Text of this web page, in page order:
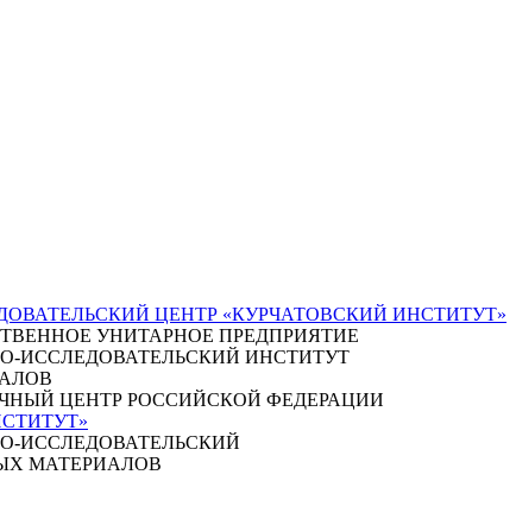
ЦЕНТР «КУРЧАТОВСКИЙ ИНСТИТУТ»
УНИТАРНОЕ ПРЕДПРИЯТИЕ
ИССЛЕДОВАТЕЛЬСКИЙ ИНСТИТУТ
ЦЕНТР РОССИЙСКОЙ ФЕДЕРАЦИИ
ИССЛЕДОВАТЕЛЬСКИЙ
МАТЕРИАЛОВ